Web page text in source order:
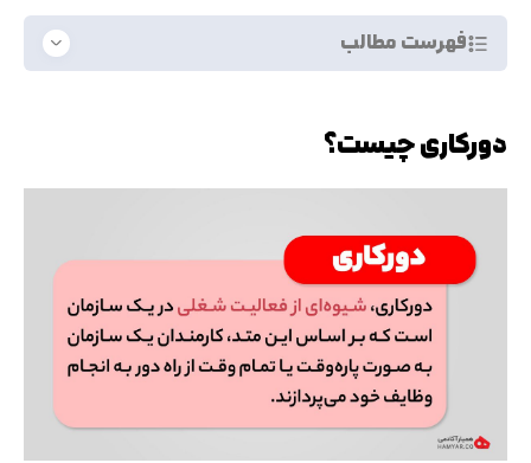
فهرست مطالب
دورکاری چیست؟